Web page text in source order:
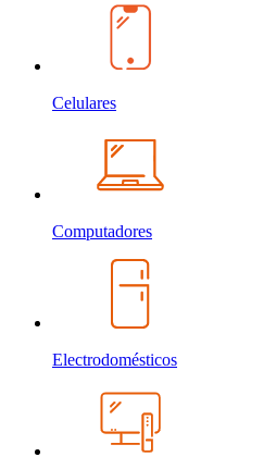
Celulares
Computadores
Electrodomésticos